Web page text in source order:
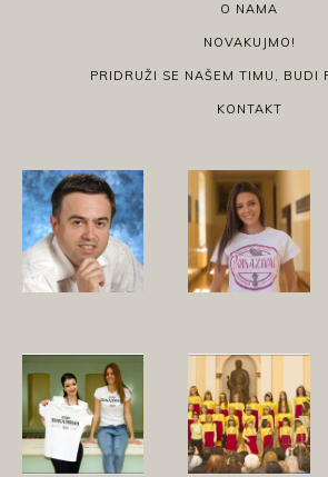
O NAMA
NOVAKUJMO!
PRIDRUŽI SE NAŠEM TIMU, BUDI
KONTAKT